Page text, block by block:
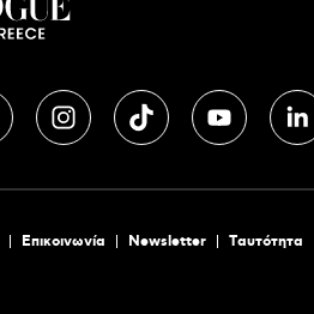
Επικοινωνία Newsletter Tαυτότητα